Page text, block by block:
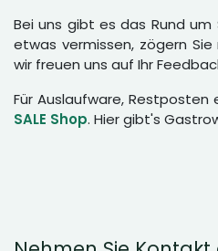
Bei uns gibt es das Rund
etwas vermissen, zögern
wir freuen uns auf Ihr
Für Auslaufware, Restposten
SALE Shop. Hier gibt's